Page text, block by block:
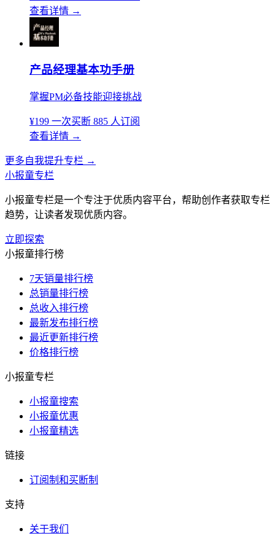
查看详情 →
产品经理基本功手册
掌握PM必备技能迎接挑战
¥199 一次买断 885 人订阅
查看详情 →
更多自我提升专栏 →
小报童专栏
小报童专栏是一个专注于优质内容平台，帮助创作者获取专栏
趋势，让读者发现优质内容。
立即探索
小报童排行榜
7天销量排行榜
总销量排行榜
总收入排行榜
最新发布排行榜
最近更新排行榜
价格排行榜
小报童专栏
小报童搜索
小报童优惠
小报童精选
链接
订阅制和买断制
支持
关于我们